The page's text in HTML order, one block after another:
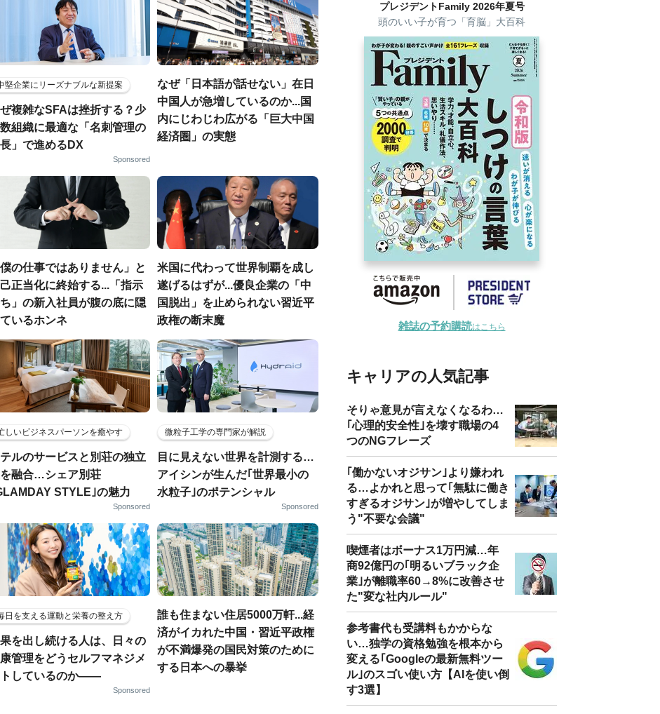
堅企業にリーズナブルな新提案
複雑なSFAは挫折する？少
組織に最適な「名刺管理の
」で進めるDX
Sponsored
なぜ「日本語が話せない」在日
中国人が急増しているのか...国
内にじわじわ広がる「巨大中国
経済圏」の実態
僕の仕事ではありません」と
正当化に終始する...「指示
」の新入社員が腹の底に隠
いるホンネ
米国に代わって世界制覇を成し
遂げるはずが...優良企業の「中
国脱出」を止められない習近平
政権の断末魔
しいビジネスパーソンを癒やす
ルのサービスと別荘の独立
融合…シェア別荘
STYLE｣の魅力
Sponsored
微粒子工学の専門家が解説
目に見えない世界を計測する…
アイシンが生んだ｢世界最小の
水粒子｣のポテンシャル
Sponsored
日を支える運動と栄養の整え方
を出し続ける人は、日々の
管理をどうセルフマネジメ
トしているのか——
Sponsored
誰も住まない住居5000万軒...経
済がイカれた中国・習近平政権
が不満爆発の国民対策のために
する日本への暴挙
プレジデントFamily 2026年夏号
頭のいい子が育つ「育脳」大百科
雑誌の予約購読はこちら
キャリアの人気記事
そりゃ意見が言えなくなるわ…
｢心理的安全性｣を壊す職場の4
つのNGフレーズ
｢働かないオジサン｣より嫌われ
る…よかれと思って｢無駄に働き
すぎるオジサン｣が増やしてしま
う"不要な会議"
喫煙者はボーナス1万円減…年
商92億円の｢明るいブラック企
業｣が離職率60→8%に改善させ
た"変な社内ルール"
参考書代も受講料もかからな
い…独学の資格勉強を根本から
変える｢Googleの最新無料ツー
ル｣のスゴい使い方【AIを使い倒
す3選】